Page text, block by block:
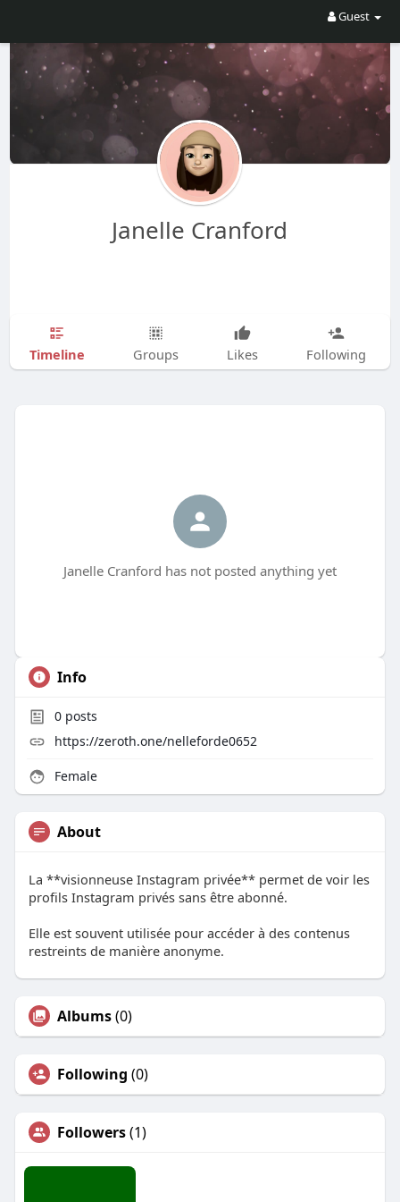
Guest
Janelle Cranford
Timeline Groups Likes Following
Janelle Cranford has not posted anything yet
Info
0posts
https://zeroth.one/nelleforde0652
Female
About
La **visionneuse Instagram privée** permet de voir les
profils Instagram privés sans être abonné.
Elle est souvent utilisée pour accéder à des contenus
restreints de manière anonyme.
Albums(0)
Following (0)
Followers(1)